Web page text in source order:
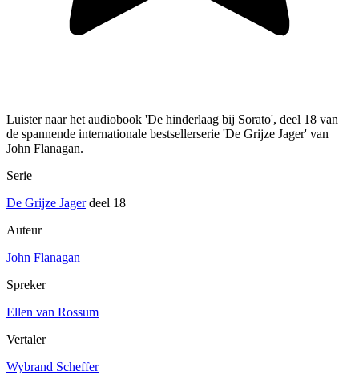
Luister naar het audiobook 'De hinderlaag bij Sorato', deel 18 van
de spannende internationale bestsellerserie 'De Grijze Jager' van
John Flanagan.
Serie
De Grijze Jagerdeel 18
Auteur
John Flanagan
Spreker
Ellen van Rossum
Vertaler
Wybrand Scheffer